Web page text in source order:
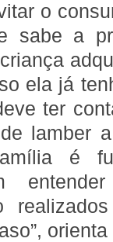
o
a
ela já
ter
lamber
é